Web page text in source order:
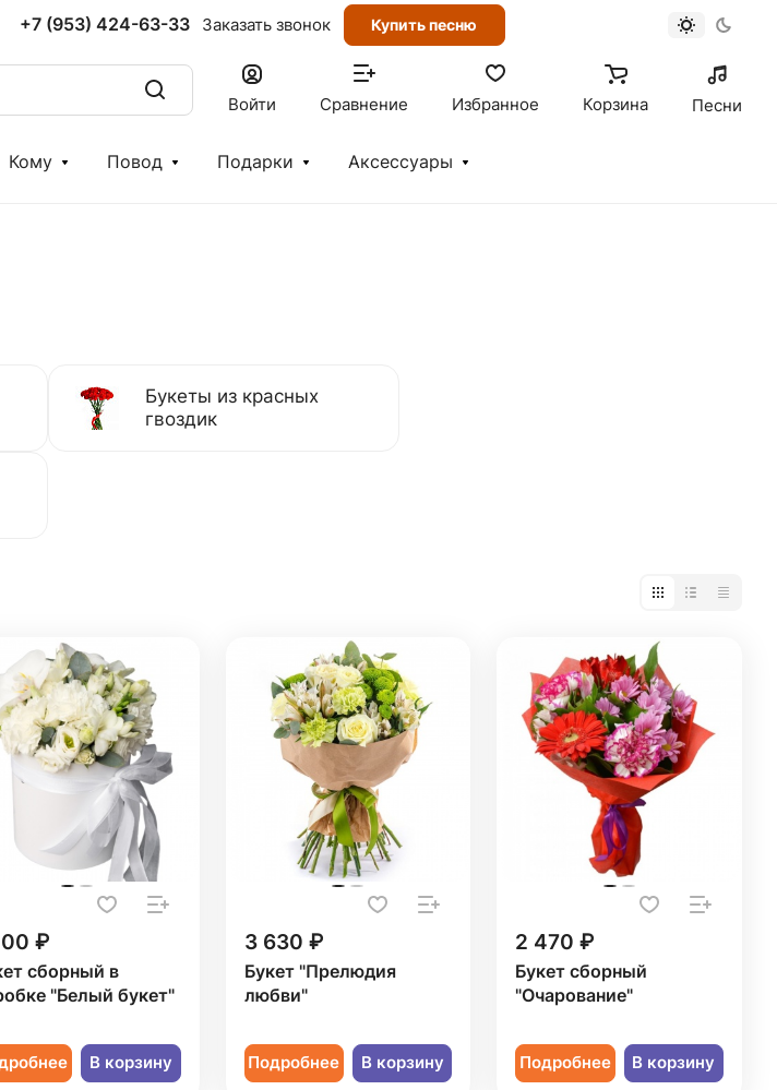
+7 (953) 424-63-33 Заказать звонок Купить песню
Войти Сравнение Избранное Корзина Песни
Кому Повод Подарки Аксессуары
Букеты из красных
гвоздик
₽
сборный в
"Белый букет"
В корзину
3 630 ₽
Букет "Прелюдия
любви"
Подробнее В корзину
2 470 ₽
Букет сборный
"Очарование"
Подробнее В корзину